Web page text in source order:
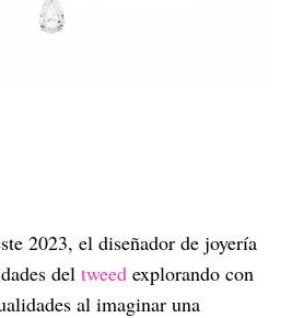
2023, el diseñador de joyería
del tweed explorando con
al imaginar una